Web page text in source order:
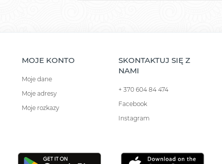
MOJE KONTO
Moje dane
Moje adresy
Moje rozkazy
SKONTAKTUJ SIĘ Z
NAMI
+ 370 604 84 474
Facebook
Instagram